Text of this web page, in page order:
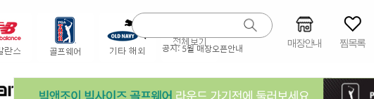
공지:5월 매장오픈안내 매장안내 찜목록